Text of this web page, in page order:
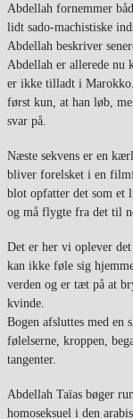
Abdellah fornemmer
lidt sado-machistiske
Abdellah beskriver
Abdellah er allerede nu
er ikke tilladt i Marokko.
først kun, at han løb,
svar på.
Næste sekvens er en
bliver forelsket i en
blot opfatter det som et
og må flygte fra det til
Det er her vi oplever
kan ikke føle sig
verden og er tæt på at
kvinde.
Bogen afsluttes med
følelserne, kroppen,
tangenter.
Abdellah Taïas bøger
homoseksuel i den